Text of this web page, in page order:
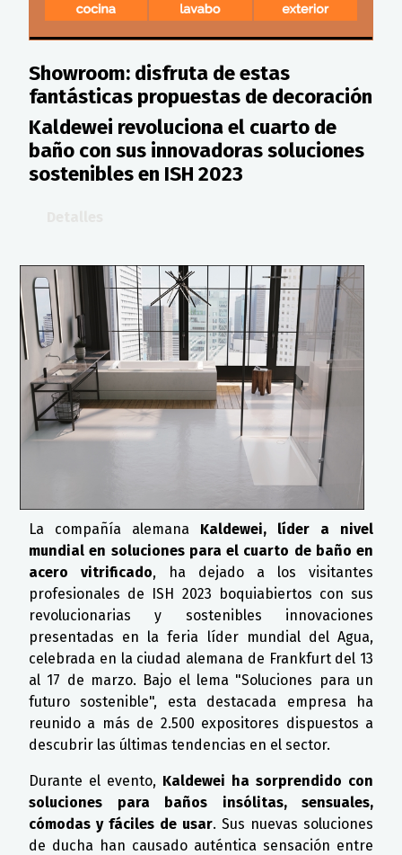
Showroom: disfruta de estas
fantásticas propuestas de decoración
Kaldewei revoluciona el cuarto de
baño con sus innovadoras soluciones
sostenibles en ISH 2023
La compañía alemana Kaldewei, líder a nivel
mundial en soluciones para el cuarto de baño en
acero vitrificado, ha dejado a los visitantes
profesionales de ISH 2023 boquiabiertos con sus
revolucionarias y sostenibles innovaciones
presentadas en la feria líder mundial del Agua,
celebrada en la ciudad alemana de Frankfurt del 13
al 17 de marzo. Bajo el lema "Soluciones para un
futuro sostenible", esta destacada empresa ha
reunido a más de 2.500 expositores dispuestos a
descubrir las últimas tendencias en el sector.
Durante el evento, Kaldewei ha sorprendido con
soluciones para baños insólitas, sensuales,
cómodas y fáciles de usar. Sus nuevas soluciones
de ducha han causado auténtica sensación entre